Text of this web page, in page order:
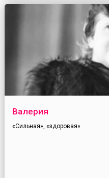
Валерия
«Сильная», «здоровая»